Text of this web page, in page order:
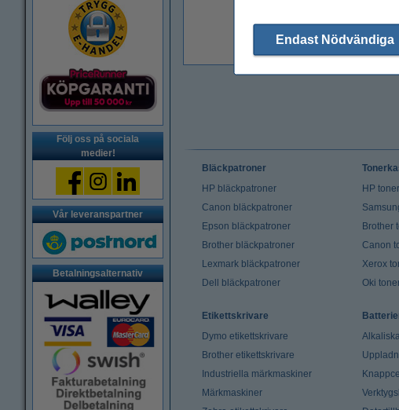
Följ oss på sociala
medier!
Vår leveranspartner
Betalningsalternativ
140 kr
112 kr Exkl.
Bläckpatroner
HP bläckpatroner
Canon bläckpatroner
Epson bläckpatroner
Brother bläckpatroner
Lexmark bläckpatroner
Dell bläckpatroner
HP
Brother
Canon
Xerox
Oki
Etikettskrivare
Dymo etikettskrivare
Brother etikettskrivare
Industriella märkmaskiner
Märkmaskiner
Endast Nödvändiga